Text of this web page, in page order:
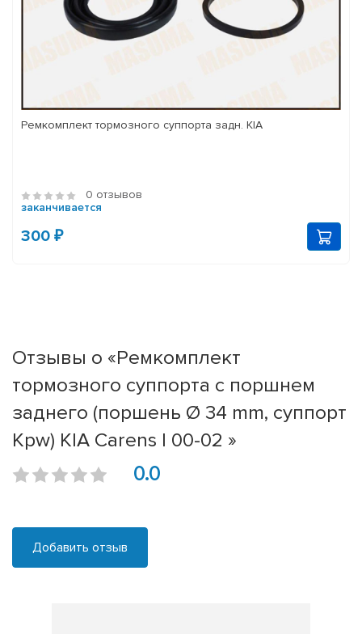
Ремкомплект тормозного суппорта задн. KIA
0 отзывов
заканчивается
300 ₽
Отзывы о «Ремкомплект
тормозного суппорта с поршнем
заднего (поршень Ø 34 mm, суппорт
Kpw) KIA Carens I 00-02 »
0.0
Добавить отзыв